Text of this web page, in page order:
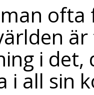
i
i all sin